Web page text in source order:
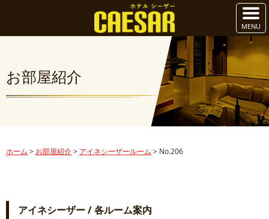
お部屋紹介
ホーム > お部屋紹介> アイネシーザールーム > No.206
アイネシーザー / 各ルーム案内